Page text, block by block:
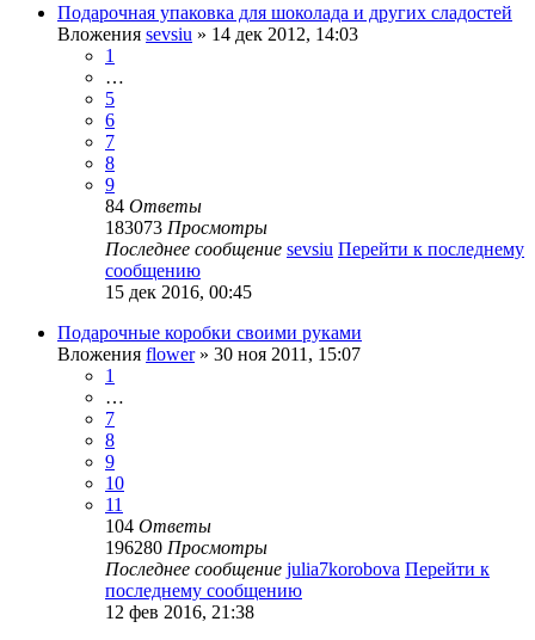
Подарочная упаковка для шоколада и других сладостей
Вложения sevsiu » 14 дек 2012, 14:03
1
…
5
6
7
8
9
84 Ответы
183073 Просмотры
Последнее сообщение sevsiu Перейти к последнему
сообщению
15 дек 2016, 00:45
Подарочные коробки своими руками
Вложения flower» 30 ноя 2011, 15:07
1
…
7
8
9
10
11
104 Ответы
196280 Просмотры
Последнее сообщение julia7korobova Перейти к
последнему сообщению
12 фев 2016, 21:38